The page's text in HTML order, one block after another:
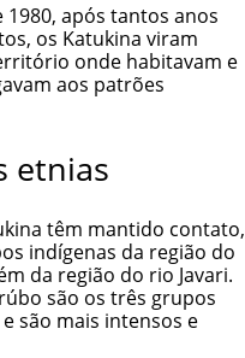
após tantos anos
os Katukina viram
onde habitavam e
aos patrões
etnias
têm mantido contato,
indígenas da região do
da região do rio Javari.
são os três grupos
são mais intensos e